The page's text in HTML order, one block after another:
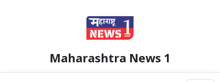
Maharashtra News 1